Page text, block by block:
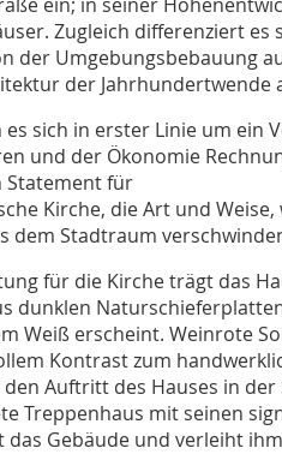
Zugleich differenziert
der Umgebungsbebauung
der Jahrhundertwende
es sich in erster Linie um ein
und der Ökonomie
Statement für
Kirche, die Art und
dem Stadtraum
für die Kirche trägt das
dunklen
Weiß erscheint. Weinrote
Kontrast zum
Auftritt des Hauses in
Treppenhaus mit seinen
das Gebäude und verleiht